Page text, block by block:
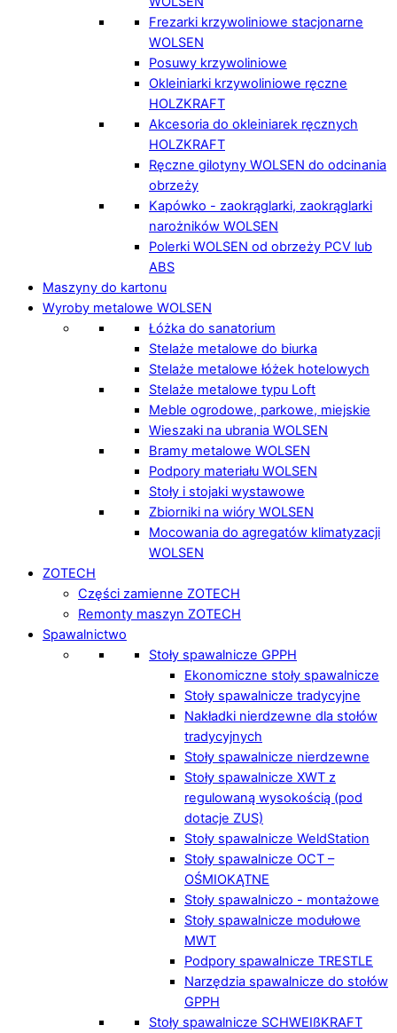
Frezarki krzywoliniowe stacjonarne
WOLSEN
Posuwy krzywoliniowe
Okleiniarki krzywoliniowe ręczne
HOLZKRAFT
Akcesoria do okleiniarek ręcznych
HOLZKRAFT
Ręczne gilotyny WOLSEN do odcinania
obrzeży
Kapówko - zaokrąglarki, zaokrąglarki
narożników WOLSEN
Polerki WOLSEN od obrzeży PCV lub
ABS
Maszyny do kartonu
Wyroby metalowe WOLSEN
Łóżka do sanatorium
Stelaże metalowe do biurka
Stelaże metalowe łóżek hotelowych
Stelaże metalowe typu Loft
Meble ogrodowe, parkowe, miejskie
Wieszaki na ubrania WOLSEN
Bramy metalowe WOLSEN
Podpory materiału WOLSEN
Stoły i stojaki wystawowe
Zbiorniki na wióry WOLSEN
Mocowania do agregatów klimatyzacji
WOLSEN
ZOTECH
Części zamienne ZOTECH
Remonty maszyn ZOTECH
Spawalnictwo
Stoły spawalnicze GPPH
Ekonomiczne stoły spawalnicze
Stoły spawalnicze tradycyjne
Nakładki nierdzewne dla stołów
tradycyjnych
Stoły spawalnicze nierdzewne
Stoły spawalnicze XWT z
regulowaną wysokością (pod
dotacje ZUS)
Stoły spawalnicze WeldStation
Stoły spawalnicze OCT –
OŚMIOKĄTNE
Stoły spawalniczo - montażowe
Stoły spawalnicze modułowe
MWT
Podpory spawalnicze TRESTLE
Narzędzia spawalnicze do stołów
GPPH
Stoły spawalnicze SCHWEIßKRAFT